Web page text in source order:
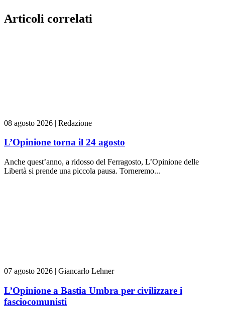
Articoli correlati
08 agosto 2026 | Redazione
L’Opinione torna il 24 agosto
Anche quest’anno, a ridosso del Ferragosto, L’Opinione delle
Libertà si prende una piccola pausa. Torneremo...
07 agosto 2026 | Giancarlo Lehner
L’Opinione a Bastia Umbra per civilizzare i
fasciocomunisti